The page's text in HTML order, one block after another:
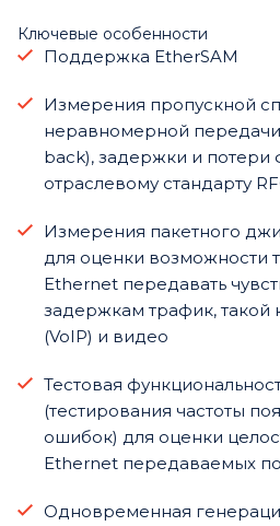
Ключевые особенности
Поддержка EtherSAM
Измерения пропускной
неравномерной
back), задержки и потери
отраслевому стандарту
Измерения пакетного
для оценки возможности
Ethernet передавать
задержкам трафик, такой
(VoIP) и видео
Тестовая
(тестирования частоты
ошибок) для оценки
Ethernet передаваемых
Одновременная